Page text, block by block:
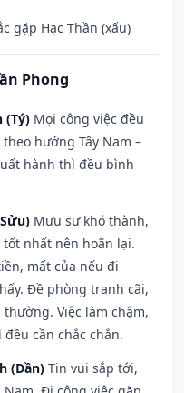
gặp Hạc Thần (xấu)
Phong
(Tý) Mọi công việc đều
hướng Tây Nam –
hành thì đều bình
Mưu sự khó thành,
nhất nên hoãn lại.
mất của nếu đi
Đề phòng tranh cãi,
Việc làm chậm,
cần chắc chắn.
(Dần) Tin vui sắp tới,